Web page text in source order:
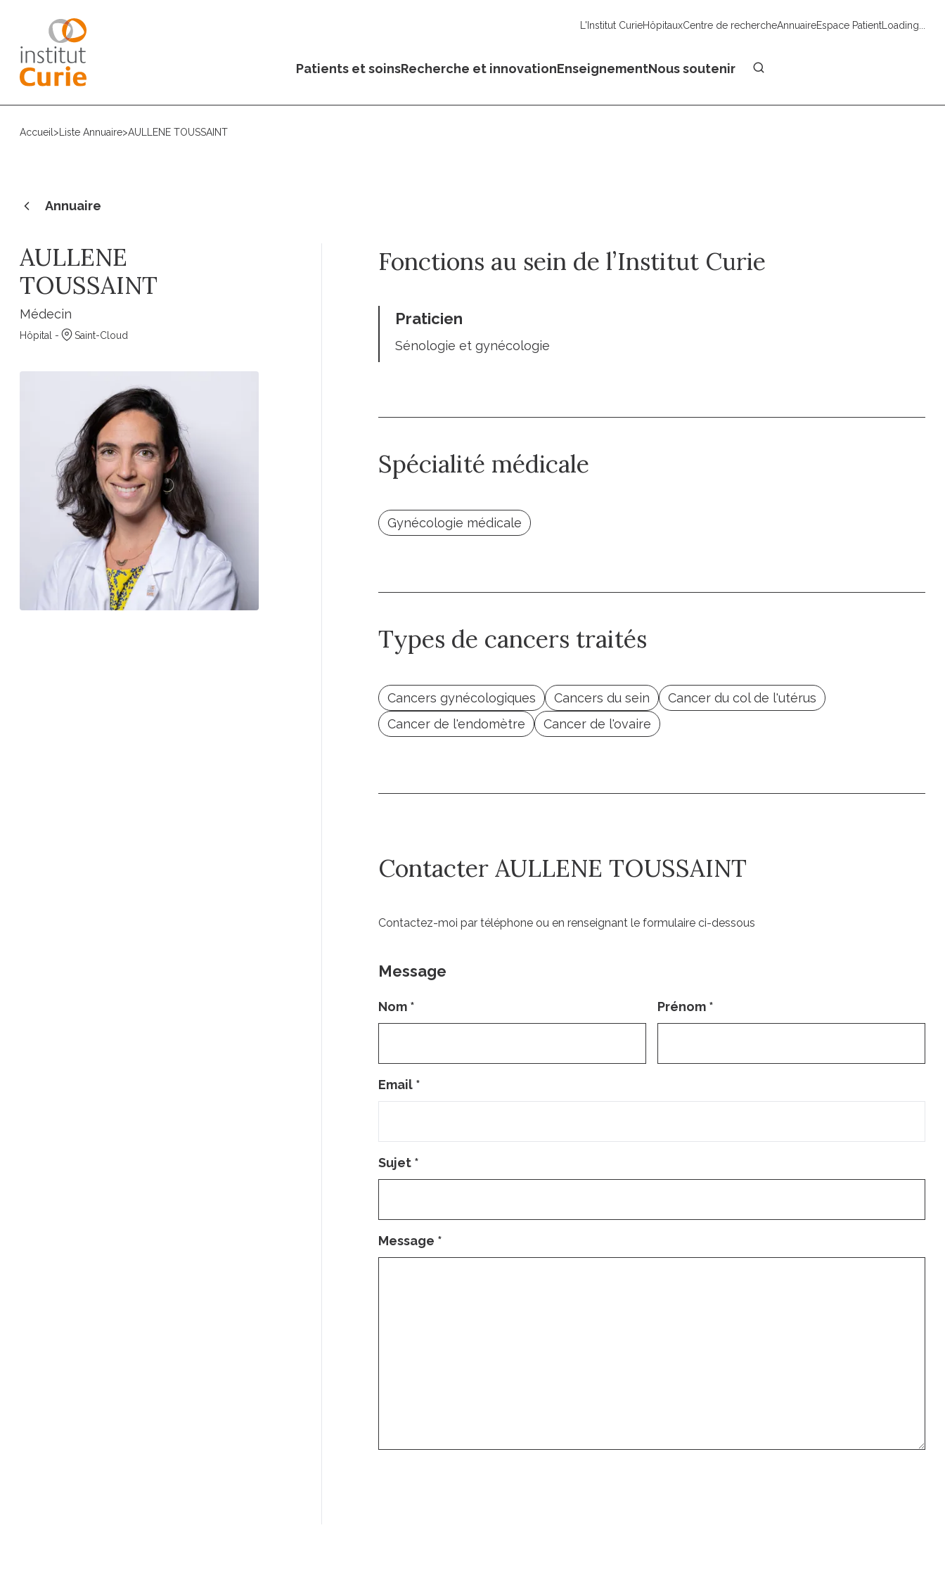
L'Institut CurieHôpitauxCentre de rechercheAnnuaireEspace PatientLoading...
Patients et soinsRecherche et innovationEnseignementNous soutenir
Accueil > Liste Annuaire>AULLENE TOUSSAINT
Annuaire
AULLENE
TOUSSAINT
Médecin
Hôpital - Saint-Cloud
Fonctions au sein de l’Institut Curie
Praticien
Sénologie et gynécologie
Spécialité médicale
Gynécologie médicale
Types de cancers traités
Cancers gynécologiques Cancers du sein
Cancer du col de l'utérus
Cancer de l'endomètre
Cancer de l'ovaire
Contacter AULLENE TOUSSAINT
Contactez-moi par téléphone ou en renseignant le formulaire ci-dessous
Message
Nom * Prénom *
Email *
Sujet *
Message *